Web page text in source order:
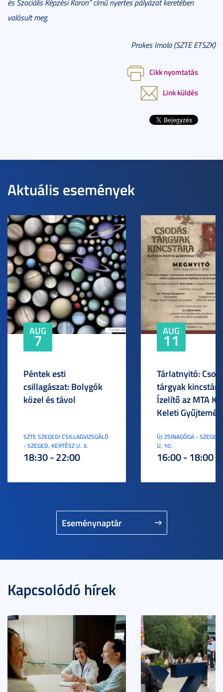
és Szociális Képzési Karon” című nyertes pályázat keretében
valósult meg.
Prokes Imola (SZTE ETSZK)
Cikk nyomtatás
Link küldés
Aktuális események
Eseménynaptár
AUG
7
Péntek esti
csillagászat: Bolygók
közel és távol
SZTE SZEGEDI CSILLAGVIZSGÁLÓ
- SZEGED, KERTÉSZ U. 3.
18:30 - 22:00
AUG
11
Tárlatnyitó:
tárgyak
Ízelítő az MTA
Keleti
ÚJ ZSINAGÓGA -
U. 10.
16:00 - 18:00
Kapcsolódó hírek